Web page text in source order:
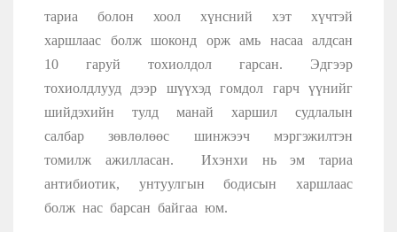
тариа болон хоол хүнсний хэт хүчтэй
харшлаас болж шоконд орж амь насаа алдсан
10 гаруй тохиолдол гарсан. Эдгээр
тохиолдлууд дээр шүүхэд гомдол гарч үүнийг
шийдэхийн тулд манай харшил судлалын
салбар зөвлөлөөс шинжээч мэргэжилтэн
томилж ажилласан. Ихэнхи нь эм тариа
антибиотик, унтуулгын бодисын харшлаас
болж нас барсан байгаа юм.